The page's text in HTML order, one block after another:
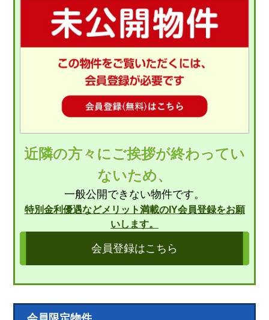
近隣の方々にご挨拶が終わってい
ないため、
一般公開できない物件です。
特別金利優遇などメリット満載のIY会員登録をお願
いします。
会員登録はこちら